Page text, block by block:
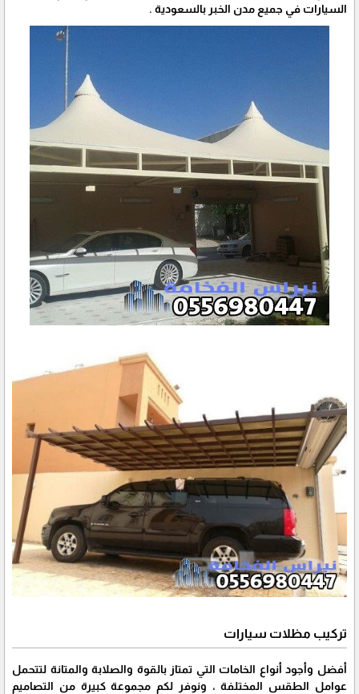
السيارات في جميع مدن الخبر بالسعودية .
تركيب مظلات سيارات
أفضل وأجود أنواع الخامات التي تمتاز بالقوة والصلابة والمتانة لتتحمل
عوامل الطقس المختلفة ، ونوفر لكم مجموعة كبيرة من التصاميم